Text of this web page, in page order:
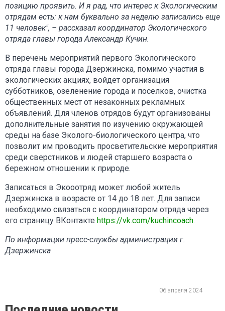
позицию проявить. И я рад, что интерес к Экологическим
отрядам есть: к нам буквально за неделю записались еще
11 человек", – рассказал координатор Экологического
отряда главы города Александр Кучин.
В перечень мероприятий первого Экологического
отряда главы города Дзержинска, помимо участия в
экологических акциях, войдет организация
субботников, озеленение города и поселков, очистка
общественных мест от незаконных рекламных
объявлений. Для членов отрядов будут организованы
дополнительные занятия по изучению окружающей
среды на базе Эколого-биологического центра, что
позволит им проводить просветительские мероприятия
среди сверстников и людей старшего возраста о
бережном отношении к природе.
Записаться в Экооотряд может любой житель
Дзержинска в возрасте от 14 до 18 лет. Для записи
необходимо связаться с координатором отряда через
его страницу ВКонтакте https://vk.com/kuchincoach.
По информации пресс-службы администрации г.
Дзержинска
06 апреля 2024